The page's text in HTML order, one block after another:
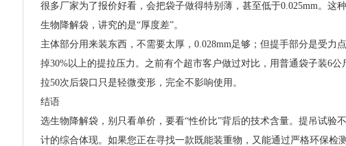
很多厂家为了报价好看，会把袋子做得特别薄，甚至低于0.025mm。这
生物降解袋，讲究的是“厚度差”。
主体部分用来装东西，不需要太厚，0.028mm足够；但提手部分是受力
掉30%以上的提拉压力。之前有个超市客户做过对比，用普通袋子装6
拉50次后袋口只是轻微变形，完全不影响使用。
结语
选生物降解袋，别只看单价，要看“性价比”背后的技术含量。提吊试
计的综合体现。如果您正在寻找一款既能装重物，又能通过严格环保